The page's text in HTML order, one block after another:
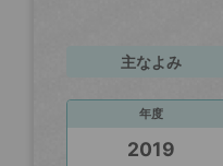
主なよみ
年度
2019